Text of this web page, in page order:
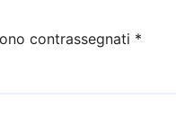
contrassegnati *